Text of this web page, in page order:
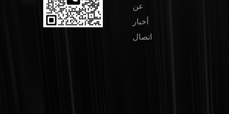
عن
أخبار
اتصال